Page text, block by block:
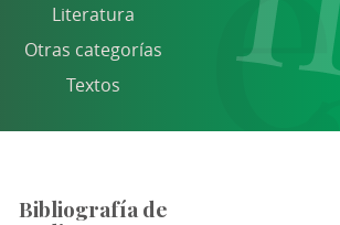
Literatura
Otras categorías
Textos
Bibliografía de